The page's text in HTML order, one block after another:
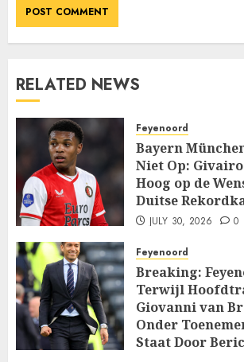
RELATED NEWS
Feyenoord
Bayern
Niet Op:
Hoog op de
Duitse
JULY 30, 2026 0
Feyenoord
Breaking:
Terwijl
Giovanni van
Onder
Staat Door